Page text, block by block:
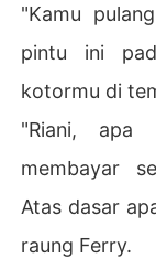
"Kamu
pintu ini
kotormu di
"Riani, apa
membayar
Atas dasar
raung Ferry.